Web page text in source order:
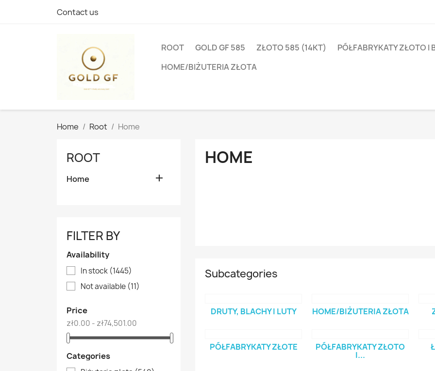
Contact us
ROOT GOLD GF 585 ZŁOTO 585 (14KT) PÓŁFABRYKATY ZŁOTO I
HOME/BIŻUTERIA ZŁOTA
Home Root Home
ROOT
Home 
FILTER BY
Availability
In stock (1445)
Not available (11)
Price
zł0.00 - zł74,501.00
Categories
HOME
Subcategories
DRUTY, BLACHY I LUTY HOME/BIŻUTERIA ZŁOTA
PÓŁFABRYKATY ZŁOTE PÓŁFABRYKATY ZŁOTO
I...